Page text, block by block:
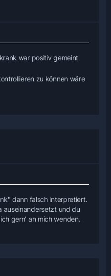
war positiv gemeint
zu können wäre
dann falsch interpretiert.
auseinandersetzt und du
gern' an mich wenden.